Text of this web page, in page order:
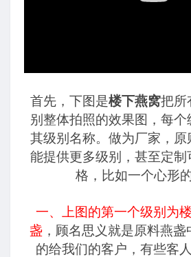
首先，下图是楼下燕窝把所
别整体拍照的效果图，每
其级别名称。做为厂家，
能提供更多级别，甚至定
格，比如一个心形
一、上图的第一个级别为
盏，顾名思义就是原料燕盏
的给我们的客户，有些客